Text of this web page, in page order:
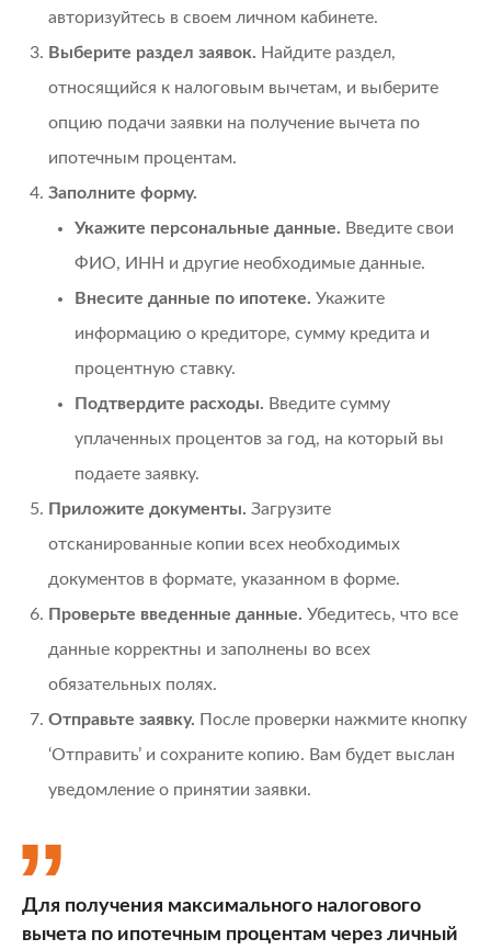
авторизуйтесь в своем личном кабинете.
Выберите раздел заявок. Найдите раздел,
относящийся к налоговым вычетам, и выберите
опцию подачи заявки на получение вычета по
ипотечным процентам.
Заполните форму.
Укажите персональные данные. Введите свои
ФИО, ИНН и другие необходимые данные.
Внесите данные по ипотеке. Укажите
информацию о кредиторе, сумму кредита и
процентную ставку.
Подтвердите расходы. Введите сумму
уплаченных процентов за год, на который вы
подаете заявку.
Приложите документы. Загрузите
отсканированные копии всех необходимых
документов в формате, указанном в форме.
Проверьте введенные данные. Убедитесь, что все
данные корректны и заполнены во всех
обязательных полях.
Отправьте заявку. После проверки нажмите кнопку
‘Отправить’ и сохраните копию. Вам будет выслан
уведомление о принятии заявки.
Для получения максимального налогового
вычета по ипотечным процентам через личный